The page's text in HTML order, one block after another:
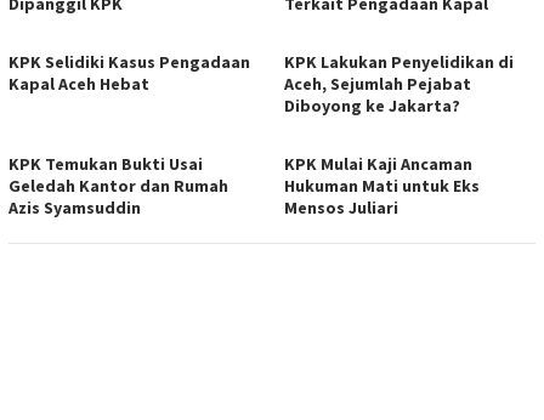
KPK Selidiki Kasus Pengadaan
Kapal Aceh Hebat
KPK Lakukan Penyelidikan di
Aceh, Sejumlah Pejabat
Diboyong ke Jakarta?
KPK Temukan Bukti Usai
Geledah Kantor dan Rumah
Azis Syamsuddin
KPK Mulai Kaji Ancaman
Hukuman Mati untuk Eks
Mensos Juliari